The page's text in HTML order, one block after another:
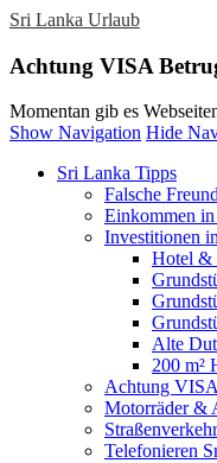
Sri Lanka Urlaub
Achtung VISA
Momentan gib es
Show Navigation Hide
Sri Lanka Tipps
Falsche
Einkommen
Investitionen
Hotel &
Alte
200 m²
Achtung
Motorräder &
Telefonieren